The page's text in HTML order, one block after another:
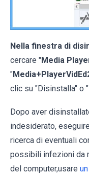
Nella finestra di
cercare "Media
"
clic su "Disinstalla" o
Dopo aver
indesiderato,
ricerca di eventuali
possibili infezioni da
del computer,usare